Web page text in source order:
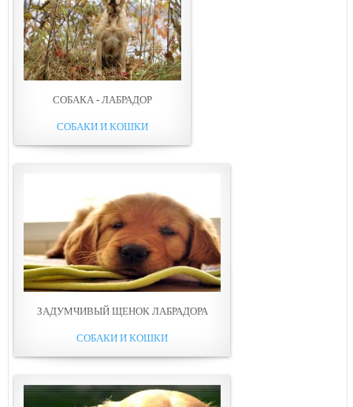
СОБАКА - ЛАБРАДОР
СОБАКИ И КОШКИ
ЗАДУМЧИВЫЙ ЩЕНОК ЛАБРАДОРА
СОБАКИ И КОШКИ